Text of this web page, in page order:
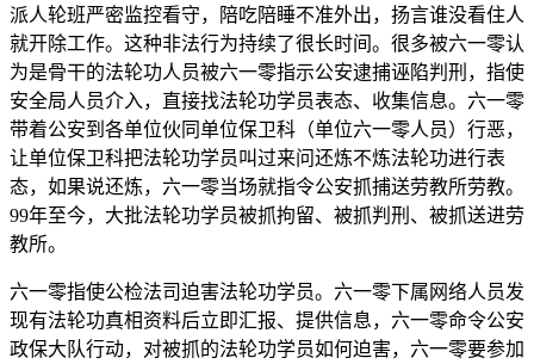
派人轮班严密监控看守，陪吃陪睡不准外出，扬言谁没看住人
就开除工作。这种非法行为持续了很长时间。很多被六一零认
为是骨干的法轮功人员被六一零指示公安逮捕诬陷判刑，指使
安全局人员介入，直接找法轮功学员表态、收集信息。六一零
带着公安到各单位伙同单位保卫科（单位六一零人员）行恶，
让单位保卫科把法轮功学员叫过来问还炼不炼法轮功进行表
态，如果说还炼，六一零当场就指令公安抓捕送劳教所劳教。
99年至今，大批法轮功学员被抓拘留、被抓判刑、被抓送进劳
教所。
六一零指使公检法司迫害法轮功学员。六一零下属网络人员发
现有法轮功真相资料后立即汇报、提供信息，六一零命令公安
政保大队行动，对被抓的法轮功学员如何迫害，六一零要参加